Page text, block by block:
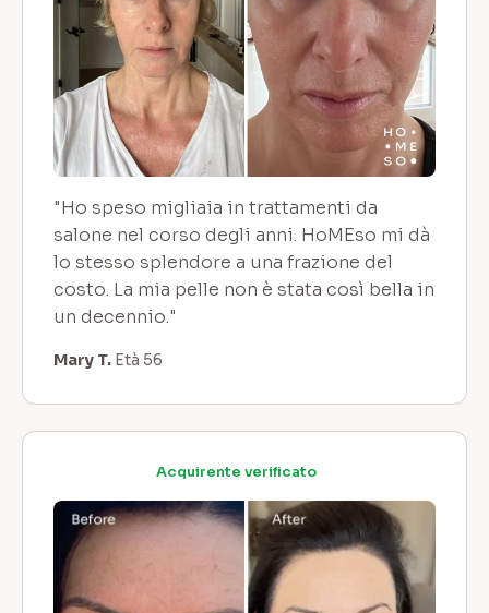
"Ho speso migliaia in trattamenti da
salone nel corso degli anni. HoMEso mi dà
lo stesso splendore a una frazione del
costo. La mia pelle non è stata così bella in
un decennio."
Mary T. Età 56
Acquirente verificato